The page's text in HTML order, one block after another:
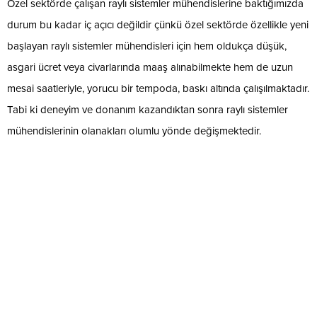
Özel sektörde çalışan raylı sistemler mühendislerine baktığımızda
durum bu kadar iç açıcı değildir çünkü özel sektörde özellikle yeni
başlayan raylı sistemler mühendisleri için hem oldukça düşük,
asgari ücret veya civarlarında maaş alınabilmekte hem de uzun
mesai saatleriyle, yorucu bir tempoda, baskı altında çalışılmaktadır.
Tabi ki deneyim ve donanım kazandıktan sonra raylı sistemler
mühendislerinin olanakları olumlu yönde değişmektedir.